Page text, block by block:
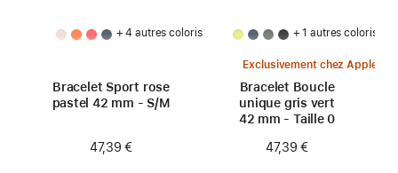
+ 4 autres coloris
Bracelet Sport rose
pastel 42 mm - S/M
47,39 €
+ 1 autres coloris
Exclusivement chez Apple
Bracelet Boucle
unique gris vert
42 mm - Taille 0
47,39 €